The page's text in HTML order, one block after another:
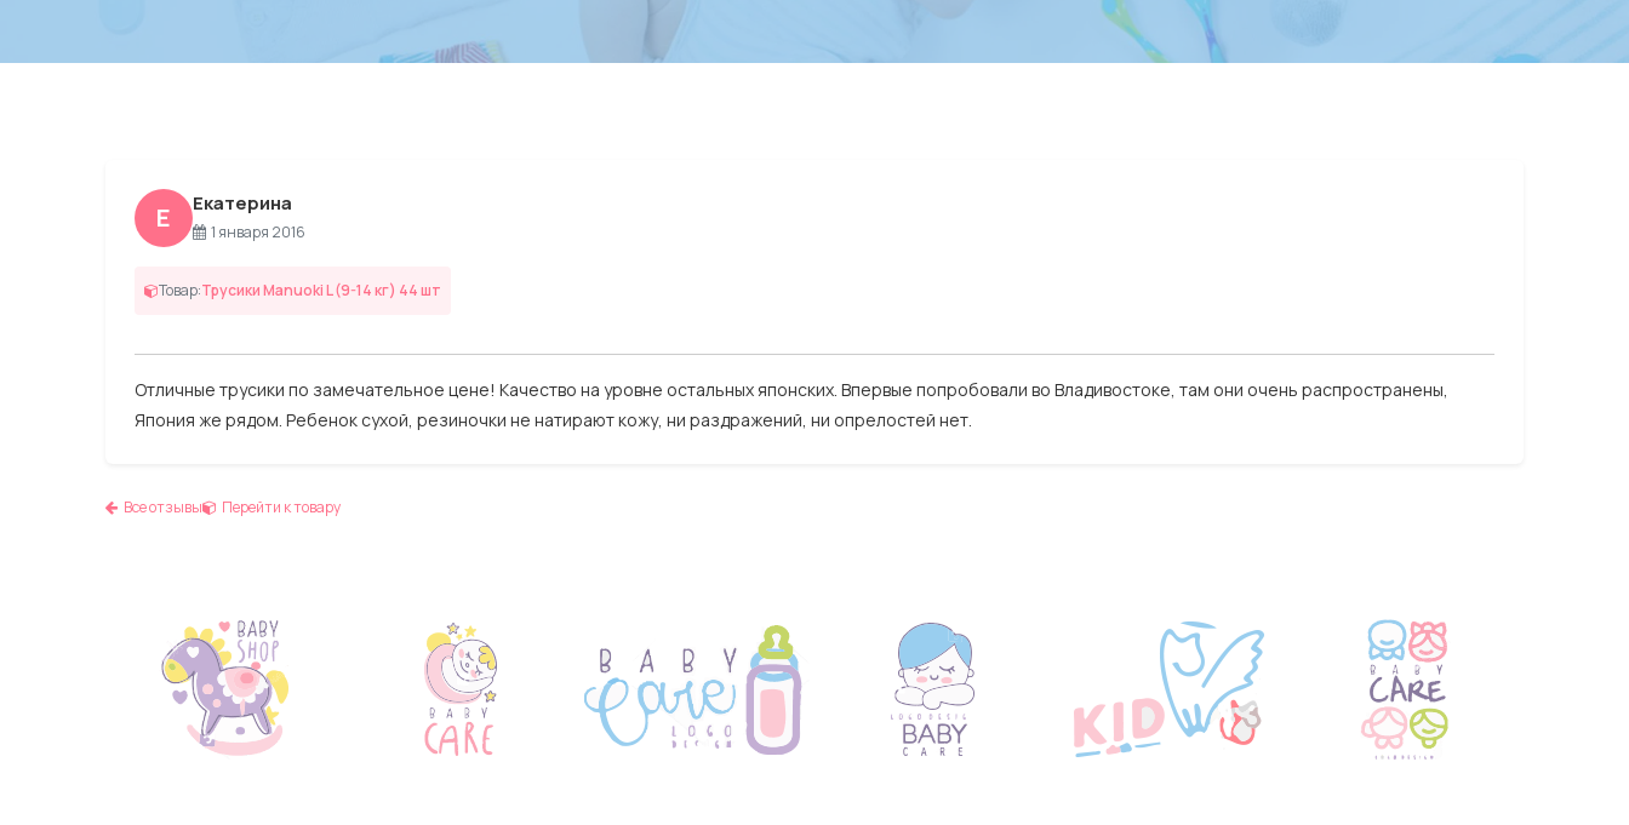
Е Екатерина
1 января 2016
Товар:Трусики Manuoki L (9-14 кг) 44 шт
Отличные трусики по замечательное цене! Качество на уровне остальных японских. Впервые попробовали во Владивостоке, там они очень распространены,
Япония же рядом. Ребенок сухой, резиночки не натирают кожу, ни раздражений, ни опрелостей нет.
Все отзывы Перейти к товару